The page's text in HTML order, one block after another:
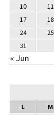
10
11
17
18
24
25
31
« Jun
L
M